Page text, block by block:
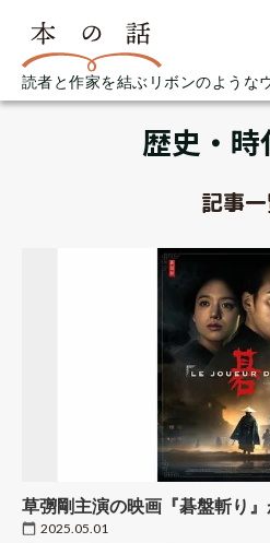
読者と作家を結ぶリボンのような
歴史・時
記事
草彅剛主演の映画『碁盤斬り
2025.05.01